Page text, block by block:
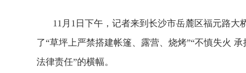
11月1日下午，记者来到长沙市岳麓区福元路
了“草坪上严禁搭建帐篷、露营、烧烤”“不慎失火
法律责任”的横幅。